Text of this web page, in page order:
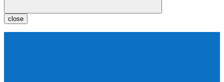
close